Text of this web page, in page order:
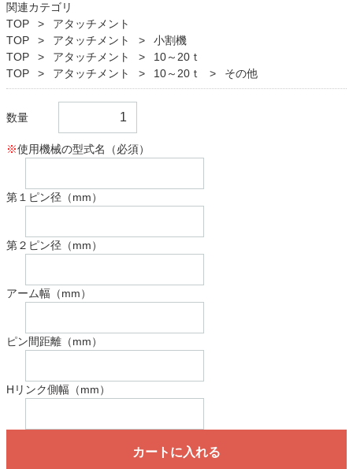
関連カテゴリ
TOP
アタッチメント
TOP
アタッチメント
小割機
TOP
アタッチメント
10～20ｔ
TOP
アタッチメント 10～20ｔ その他
数量
※使用機械の型式名（必須）
第１ピン径（mm）
第２ピン径（mm）
アーム幅（mm）
ピン間距離（mm）
Hリンク側幅（mm）
カートに入れる